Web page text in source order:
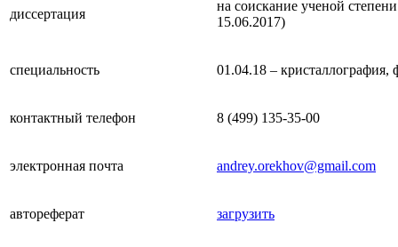
диссертация
на соискание ученой
15.06.2017)
специальность 01.04.18 – кристаллография,
контактный телефон 8 (499) 135-35-00
электронная почта andrey.orekhov@gmail.com
автореферат загрузить